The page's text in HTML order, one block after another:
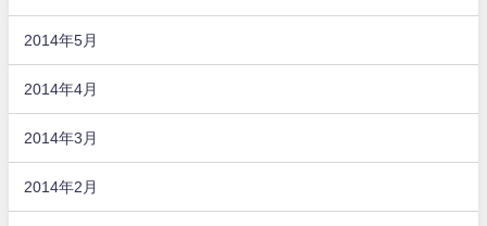
2014年5月
2014年4月
2014年3月
2014年2月